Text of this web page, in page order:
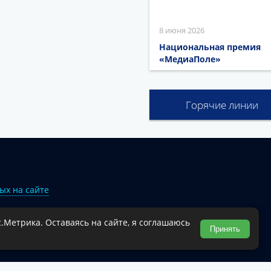
8 июня 2026
Национальная премия
«МедиаПоле»
Горячие линии
на сайте
муниципального округа.
Оставаясь на сайте, я соглашаюсь
Принять